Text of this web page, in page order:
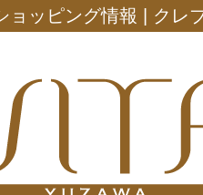
ョッピング情報 | クレ